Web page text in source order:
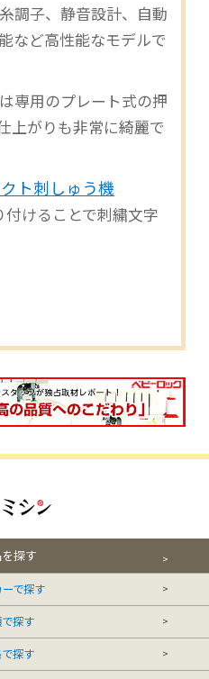
調子、静音設計、自動
など高性能なモデルで
専用のプレート式の押
上がりも非常に綺麗で
ト刺しゅう機
付けることで刺繍文字
探す
で探す
探す
探す